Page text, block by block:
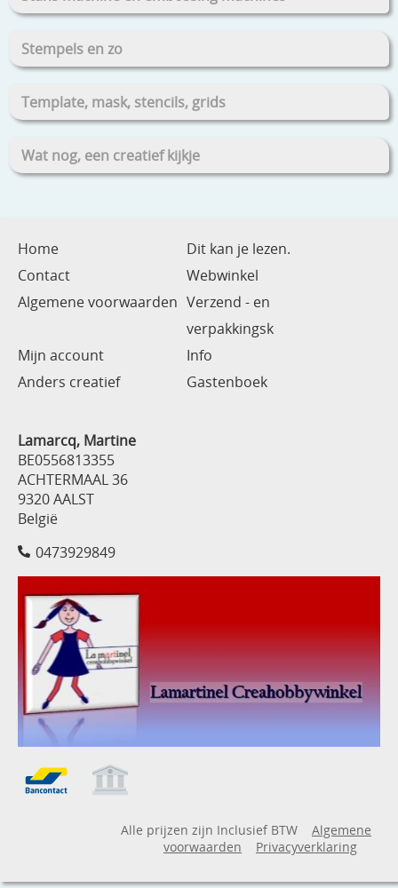
Stempels en zo
Template, mask, stencils, grids
Wat nog, een creatief kijkje
Home
Dit kan je lezen.
Contact
Webwinkel
Algemene voorwaarden Verzend - en
verpakkingsk
Mijn account
Info
Anders creatief
Gastenboek
Lamarcq, Martine
BE0556813355
ACHTERMAAL 36
9320 AALST
België
0473929849
Alle prijzen zijn Inclusief BTW
Algemene
voorwaarden
Privacyverklaring